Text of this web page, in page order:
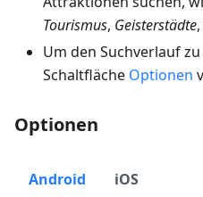
Tourismus, Geisterstädte,
Um den Suchverlauf
Schaltfläche Optionen
Optionen
Android iOS